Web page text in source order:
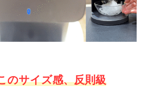
のサイズ感、反則級